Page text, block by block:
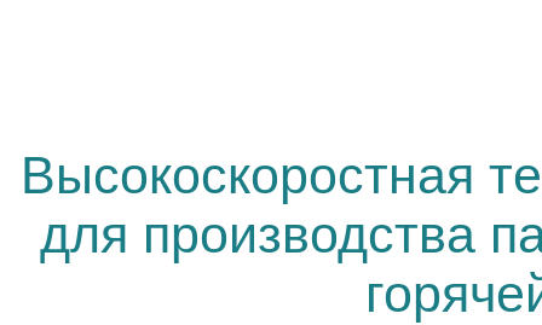
Высокоскоростная
для производства